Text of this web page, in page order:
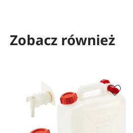
Zobacz również